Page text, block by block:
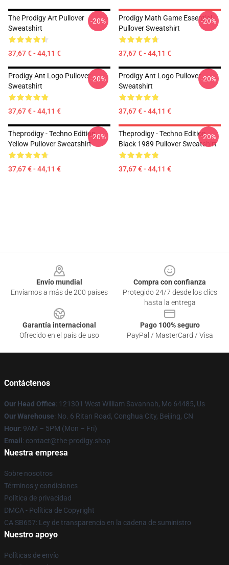
The Prodigy Art Pullover
Sweatshirt
37,67 € - 44,11 €
-20%
Prodigy Math Game Essential
Pullover Sweatshirt
37,67 € - 44,11 €
-20%
Prodigy Ant Logo Pullover
Sweatshirt
37,67 € - 44,11 €
-20%
Prodigy Ant Logo Pullover
Sweatshirt
37,67 € - 44,11 €
-20%
Theprodigy - Techno Edition
Yellow Pullover Sweatshirt
37,67 € - 44,11 €
-20%
Theprodigy - Techno Edition
Black 1989 Pullover Sweatshirt
37,67 € - 44,11 €
-20%
Envío mundial
Enviamos a más de 200 países
Compra con confianza
Protegido 24/7 desde los clics
hasta la entrega
Garantía internacional
Ofrecido en el país de uso
Pago 100% seguro
PayPal / MasterCard / Visa
Contáctenos
Our Head Office: 121301 West William Savannah, Mo 64485, Us
Our Warehouse: No. 6 Ritan Road, Conghua City, Beijing, CN
Hour: 9AM – 5PM (Mon – Fri)
Email : contact@the-prodigy.shop
Nuestra empresa
Sobre nosotros
Términos y condiciones
Política de privacidad
DMCA - Política de Copyright
CA SB657: Ley de transparencia en la cadena de suministro
Nuestro apoyo
Políticas de envío